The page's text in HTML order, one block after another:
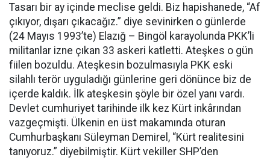
Tasarı bir ay içinde meclise geldi. Biz hapishanede, “Af
çıkıyor, dışarı çıkacağız.” diye sevinirken o günlerde
(24 Mayıs 1993’te) Elazığ – Bingöl karayolunda PKK’li
militanlar izne çıkan 33 askeri katletti. Ateşkes o gün
fiilen bozuldu. Ateşkesin bozulmasıyla PKK eski
silahlı terör uyguladığı günlerine geri dönünce biz de
içerde kaldık. İlk ateşkesin şöyle bir özel yanı vardı.
Devlet cumhuriyet tarihinde ilk kez Kürt inkârından
vazgeçmişti. Ülkenin en üst makamında oturan
Cumhurbaşkanı Süleyman Demirel, “Kürt realitesini
tanıyoruz.” diyebilmiştir. Kürt vekiller SHP’den